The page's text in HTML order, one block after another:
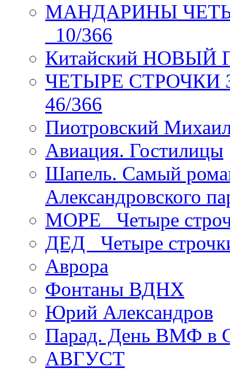
МАНДАРИНЫ
_10/366
Китайский НОВЫЙ
ЧЕТЫРЕ СТРОЧКИ
46/366
Пиотровский
Авиация. Гостилицы
Шапель. Самый
Александровского
МОРЕ _Четыре
ДЕД _Четыре
Аврора
Фонтаны ВДНХ
Юрий Александров
Парад. День ВМФ в
АВГУСТ